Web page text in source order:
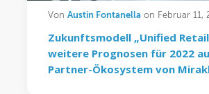
Von Austin Fontanellaon Februar 11,
Zukunftsmodell „Unified
weitere Prognosen für 2022
Partner-Ökosystem von